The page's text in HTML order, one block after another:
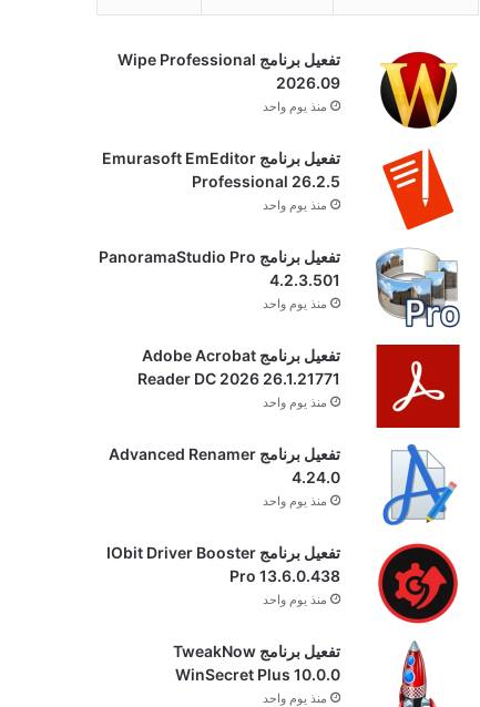
تفعيل برنامج Wipe Professional
2026.09
منذ يوم واحد
تفعيل برنامج Emurasoft EmEditor
Professional 26.2.5
منذ يوم واحد
تفعيل برنامج PanoramaStudio Pro
4.2.3.501
منذ يوم واحد
تفعيل برنامج Adobe Acrobat
Reader DC 2026 26.1.21771
منذ يوم واحد
تفعيل برنامج Advanced Renamer
4.24.0
منذ يوم واحد
تفعيل برنامج IObit Driver Booster
Pro 13.6.0.438
منذ يوم واحد
تفعيل برنامج TweakNow
WinSecret Plus 10.0.0
منذ يوم واحد